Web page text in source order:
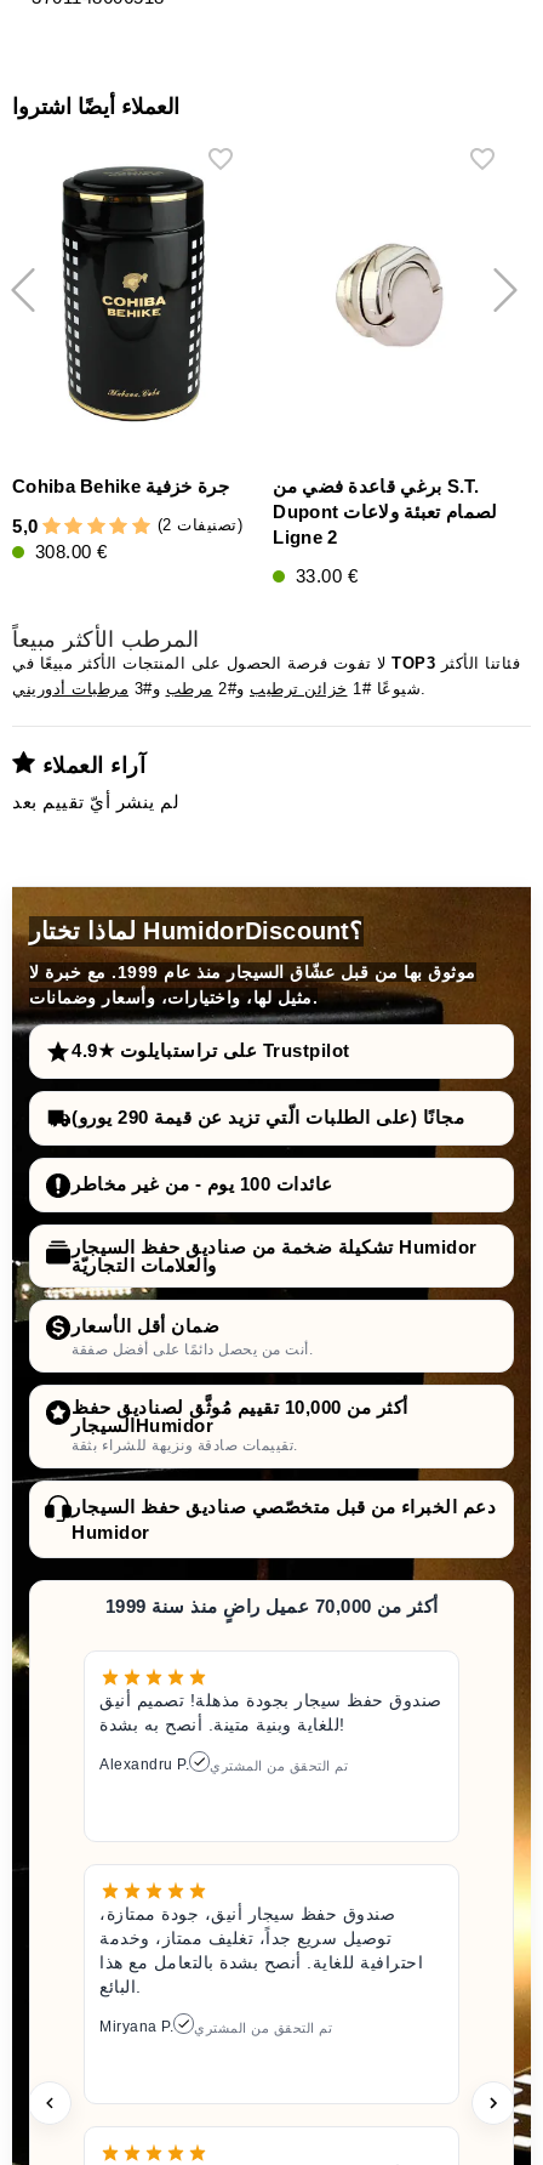
العملاء أيضًا اشتروا
Cohiba Behike جرة خزفية
5,0
(2 تصنيفات)
308.00 €
برغي قاعدة فضي من S.T.
Dupont لصمام تعبئة ولاعات
Ligne 2
33.00 €
المرطب الأكثر مبيعاً
TOP3
شيوعًا #1
خزائن ترطيب و#2 مرطب و#3 مرطبات أدوريني .
آراء العملاء
لم ينشر أيّ تقييم بعد
لماذا تختار HumidorDiscount؟
موثوق بها من قبل عشّاق السيجار منذ عام 1999. مع خبرة لا
مثيل لها، واختيارات، وأسعار وضمانات.
4.9★ على تراستبايلوت Trustpilot
مجانًا (على الطلبات الّتي تزيد عن قيمة 290 يورو)
عائدات 100 يوم - من غير مخاطر
تشكيلة ضخمة من صناديق حفظ السيجار Humidor
والعلامات التجاريّة
ضمان أقل الأسعار
أنت من يحصل دائمًا على أفضل صفقة.
أكثر من 10,000 تقييم مُوثَّق لصناديق حفظ
السيجارHumidor
تقييمات صادقة ونزيهة للشراء بثقة.
دعم الخبراء من قبل متخصّصي صناديق حفظ السيجار
Humidor
أكثر من 70,000 عميل راضٍ منذ سنة 1999
صندوق حفظ سيجار بجودة مذهلة! تصميم أنيق
للغاية وبنية متينة. أنصح به بشدة!
Alexandru P. تم التحقق من المشتري
صندوق حفظ سيجار أنيق، جودة ممتازة،
توصيل سريع جداً، تغليف ممتاز، وخدمة
احترافية للغاية. أنصح بشدة بالتعامل مع هذا
البائع.
Miryana P. تم التحقق من المشتري